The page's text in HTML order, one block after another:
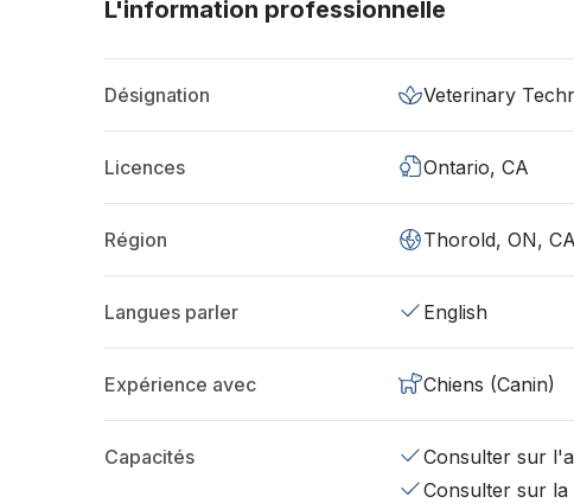
L'information professionnelle
Désignation Veterinary
Licences Ontario, CA
Région Thorold, ON, CA
Langues parler English
Expérience avec Chiens (Canin)
Capacités
Consulter sur
Consulter sur